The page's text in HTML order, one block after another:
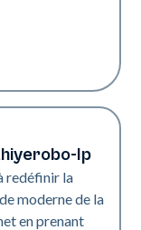
Ip
redéfinir la
moderne de la
en prenant